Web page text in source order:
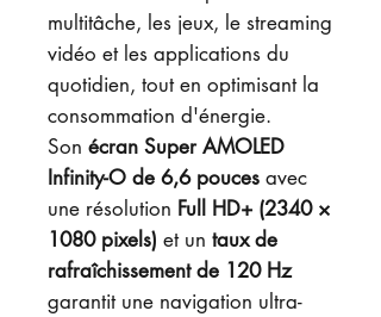
multitâche, les jeux, le streaming
vidéo et les applications du
quotidien, tout en optimisant la
consommation d'énergie.
Son écran Super AMOLED
Infinity-O de 6,6 pouces avec
une résolution Full HD+ (2340 ×
1080 pixels) et un taux de
rafraîchissement de 120 Hz
garantit une navigation ultra-